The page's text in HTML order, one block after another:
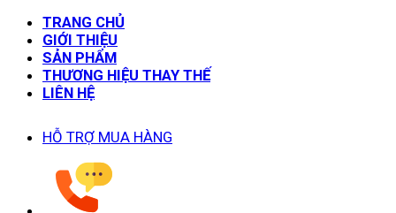
TRANG CHỦ
GIỚI THIỆU
SẢN PHẨM
THƯƠNG HIỆU THAY THẾ
LIÊN HỆ
HỖ TRỢ MUA HÀNG